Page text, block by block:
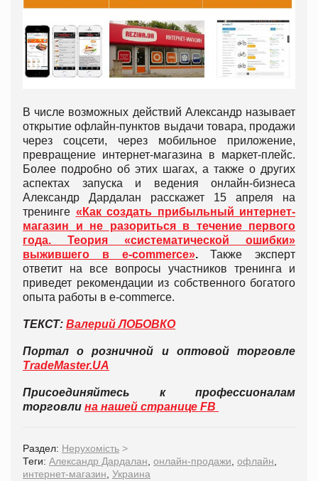
В числе возможных действий Александр называет
открытие офлайн-пунктов выдачи товара, продажи
через соцсети, через мобильное приложение,
превращение интернет-магазина в маркет-плейс.
Более подробно об этих шагах, а также о других
аспектах запуска и ведения онлайн-бизнеса
Александр Дардалан расскажет 15 апреля на
тренинге «Как создать прибыльный интернет-
магазин и не разориться в течение первого
года. Теория «систематической ошибки»
выжившего в e-commerce».Также эксперт
ответит на все вопросы участников тренинга и
приведет рекомендации из собственного богатого
опыта работы в e-commerce.
ТЕКСТ: Валерий ЛОБОВКО
Портал о розничной и оптовой торговле
TradeMaster.UA
Присоединяйтесь к профессионалам
торговли на нашей странице FB
Раздел: Нерухомість >
Теги: Александр Дардалан, онлайн-продажи, офлайн,
интернет-магазин, Украина